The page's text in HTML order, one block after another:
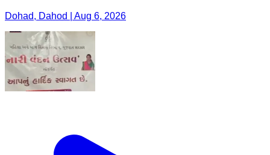
Dohad, Dahod | Aug 6, 2026